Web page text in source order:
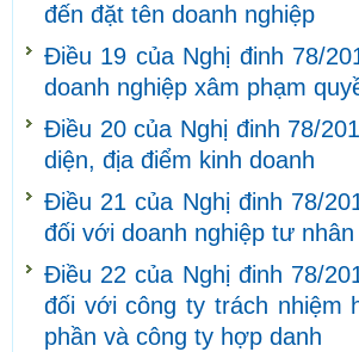
đến đặt tên doanh nghiệp
Điều 19 của Nghị đinh 78/
doanh nghiệp xâm phạm
Điều 20 của Nghị đinh 78/
diện, địa điểm kinh doanh
Điều 21 của Nghị đinh 78/
đối với doanh nghiệp tư nhân
Điều 22 của Nghị đinh 78/
đối với công ty trách nhiệm
phần và công ty hợp danh